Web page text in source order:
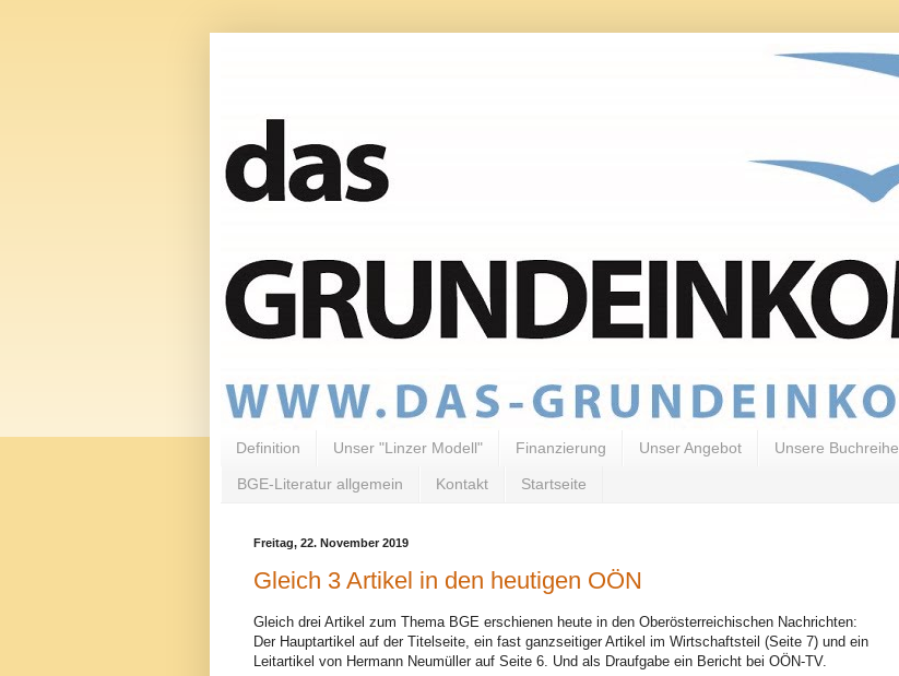
Definition Unser "Linzer Modell" Finanzierung Unser Angebot Unsere Buchreihe
BGE-Literatur allgemein Kontakt Startseite
Freitag, 22. November 2019
Gleich 3 Artikel in den heutigen OÖN
Gleich drei Artikel zum Thema BGE erschienen heute in den Oberösterreichischen Nachrichten:
Der Hauptartikel auf der Titelseite, ein fast ganzseitiger Artikel im Wirtschaftsteil (Seite 7) und ein
Leitartikel von Hermann Neumüller auf Seite 6. Und als Draufgabe ein Bericht bei OÖN-TV.